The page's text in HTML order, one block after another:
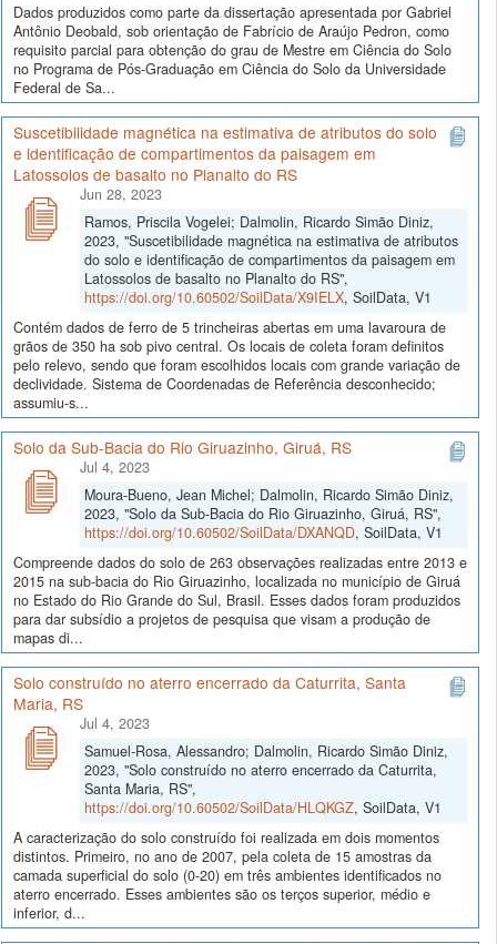
Dados produzidos como parte da dissertação apresentada por Gabriel
Antônio Deobald, sob orientação de Fabrício de Araújo Pedron, como
requisito parcial para obtenção do grau de Mestre em Ciência do Solo
no Programa de Pós-Graduação em Ciência do Solo da Universidade
Federal de Sa...
Suscetibilidade magnética na estimativa de atributos do solo
e identificação de compartimentos da paisagem em
Latossolos de basalto no Planalto do RS
Jun 28, 2023
Ramos, Priscila Vogelei; Dalmolin, Ricardo Simão Diniz,
2023, "Suscetibilidade magnética na estimativa de atributos
do solo e identificação de compartimentos da paisagem em
Latossolos de basalto no Planalto do RS",
https://doi.org/10.60502/SoilData/X9IELX, SoilData, V1
Contém dados de ferro de 5 trincheiras abertas em uma lavaroura de
grãos de 350 ha sob pivo central. Os locais de coleta foram definitos
pelo relevo, sendo que foram escolhidos locais com grande variação de
declividade. Sistema de Coordenadas de Referência desconhecido;
assumiu-s...
Solo da Sub-Bacia do Rio Giruazinho, Giruá, RS
Jul 4, 2023
Moura-Bueno, Jean Michel; Dalmolin, Ricardo Simão Diniz,
2023, "Solo da Sub-Bacia do Rio Giruazinho, Giruá, RS",
https://doi.org/10.60502/SoilData/DXANQD, SoilData, V1
Compreende dados do solo de 263 observações realizadas entre 2013 e
2015 na sub-bacia do Rio Giruazinho, localizada no município de Giruá
no Estado do Rio Grande do Sul, Brasil. Esses dados foram produzidos
para dar subsídio a projetos de pesquisa que visam a produção de
mapas di...
Solo construído no aterro encerrado da Caturrita, Santa
Maria, RS
Jul 4, 2023
Samuel-Rosa, Alessandro; Dalmolin, Ricardo Simão Diniz,
2023, "Solo construído no aterro encerrado da Caturrita,
Santa Maria, RS",
https://doi.org/10.60502/SoilData/HLQKGZ, SoilData, V1
A caracterização do solo construído foi realizada em dois momentos
distintos. Primeiro, no ano de 2007, pela coleta de 15 amostras da
camada superficial do solo (0-20) em três ambientes identificados no
aterro encerrado. Esses ambientes são os terços superior, médio e
inferior, d...